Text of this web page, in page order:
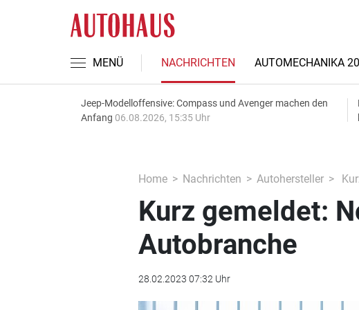
MENÜ NACHRICHTEN AUTOMECHANIKA
Jeep-Modelloffensive: Compass und Avenger machen den
Anfang 06.08.2026, 15:35 Uhr
Home Nachrichten Autohersteller
Kurz gemeldet:
Autobranche
28.02.2023 07:32 Uhr